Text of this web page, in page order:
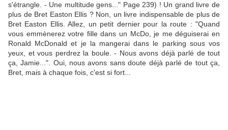
s'étrangle. - Une multitude gens..." Page 239) ! Un grand livre de
plus de Bret Easton Ellis ? Non, un livre indispensable de plus de
Bret Easton Ellis. Allez, un petit dernier pour la route : "Quand
vous emmènerez votre fille dans un McDo, je me déguiserai en
Ronald McDonald et je la mangerai dans le parking sous vos
yeux, et vous perdrez la boule. - Nous avons déjà parlé de tout
ça, Jamie...". Oui, nous avons sans doute déjà parlé de tout ça,
Bret, mais à chaque fois, c'est si fort...